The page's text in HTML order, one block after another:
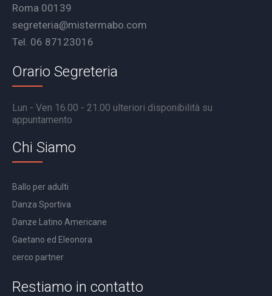
Roma 00139
segreteria@mistermabo.com
Tel. 06 87123016
Orario Segreteria
Lun - Ven 16.00 - 21.00 ulteriori disponibilità su
appuntamento
Chi Siamo
Ballo per adulti
Danza Sportiva
Danze Latino Americane
Gaetano ed Eleonora
cerco partner
Restiamo in contatto